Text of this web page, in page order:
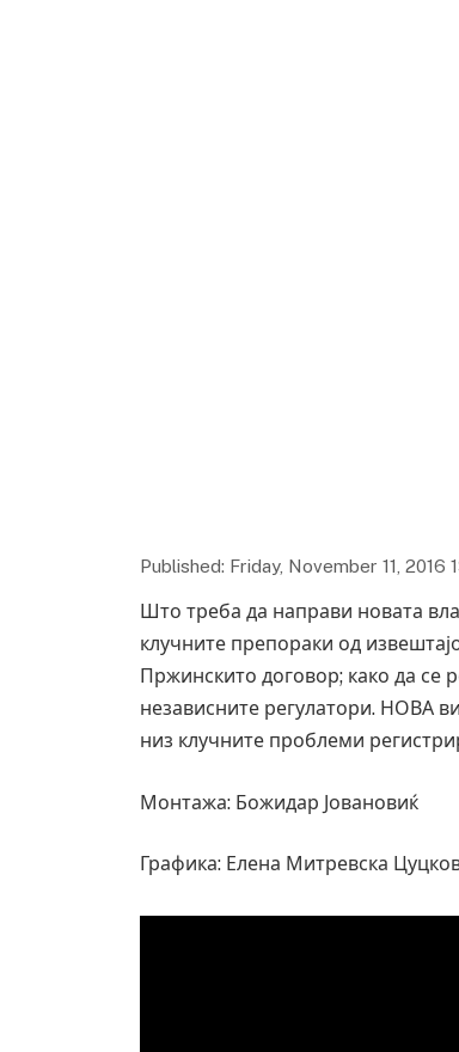
Published: Friday, November 11, 2016
Што треба да направи новата
клучните препораки од
Пржинскито договор; како да се
независните регулатори. НОВА
низ клучните проблеми
Монтажа: Божидар Јовановиќ
Графика: Елена Митревска